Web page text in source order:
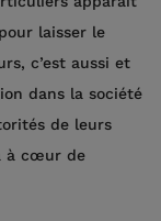
laisser le
c’est aussi et
dans la société
de leurs
à cœur de